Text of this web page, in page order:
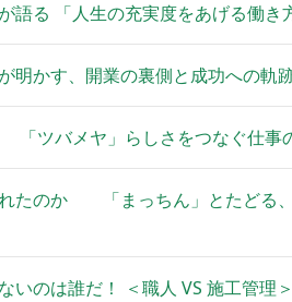
語る 「人生の充実度をあげる働き
明かす、開業の裏側と成功への軌
ツバメヤ」らしさをつなぐ仕事
たのか 「まっちん」とたどる
いのは誰だ！ ＜職人 VS 施工管理